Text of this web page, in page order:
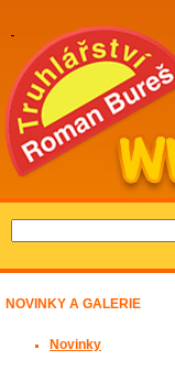
NOVINKY A GALERIE
Novinky